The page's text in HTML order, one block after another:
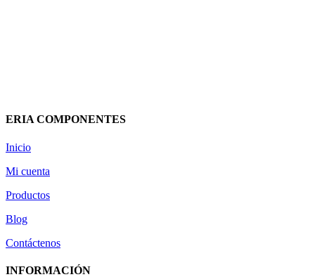
ERIA COMPONENTES
Inicio
Mi cuenta
Productos
Blog
Contáctenos
INFORMACIÓN